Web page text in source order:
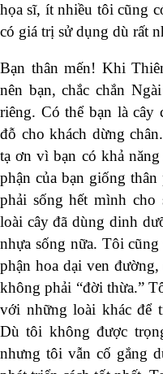
họa sĩ, ít nhiều tôi cũng
có giá trị sử dụng dù rất
Bạn thân mến! Khi
nên bạn, chắc chắn
riêng. Có thể bạn là cây
đỗ cho khách dừng
tạ ơn vì bạn có khả
phận của bạn giống
phải sống hết mình cho
loài cây đã dùng dinh
nhựa sống nữa. Tôi
phận hoa dại ven
không phải “đời thừa.”
với những loài khác để
Dù tôi không được
nhưng tôi vẫn cố gắng